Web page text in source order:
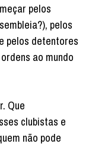
pelos
pelos
pelos detentores
ao mundo
Que
clubistas e
não pode